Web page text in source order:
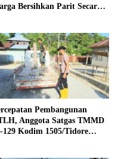
Bersihkan Parit Secara
Pembangunan
Anggota Satgas TMMD
129 Kodim 1505/Tidore